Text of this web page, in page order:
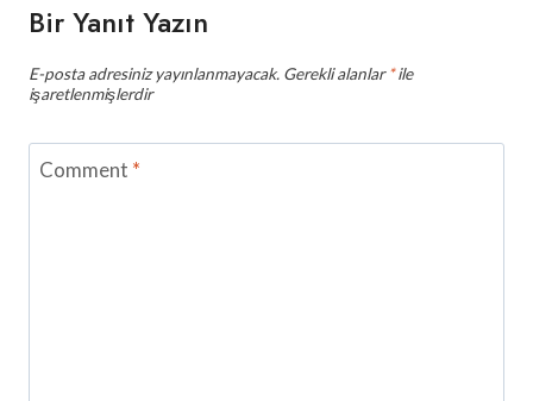
Bir Yanıt Yazın
E-posta adresiniz yayınlanmayacak. Gerekli alanlar*ile
işaretlenmişlerdir
Comment *